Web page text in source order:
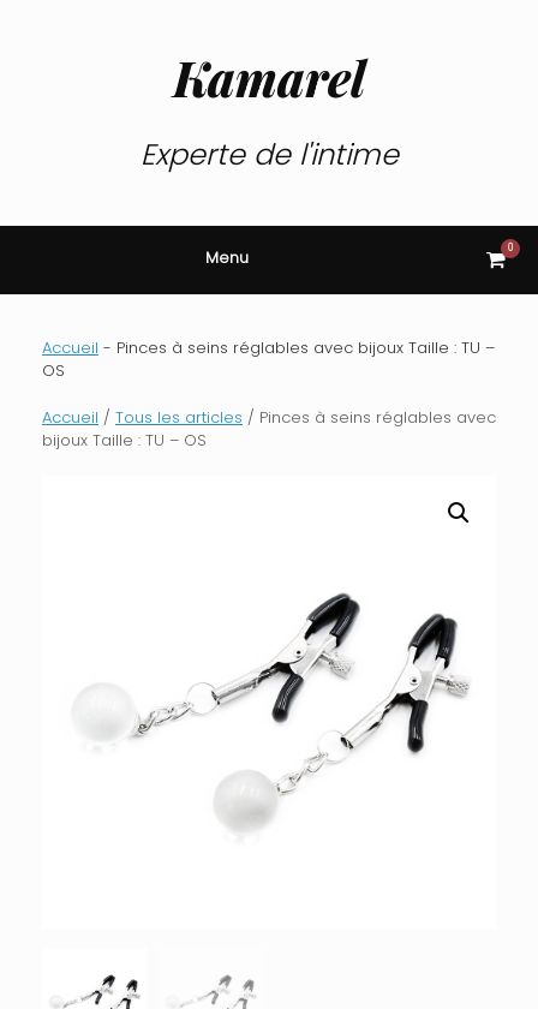
Kamarel
Experte de l'intime
Menu View
cart
0
Accueil - Pinces à seins réglables avec bijoux Taille : TU –
OS
Accueil / Tous les articles / Pinces à seins réglables avec
bijoux Taille : TU – OS